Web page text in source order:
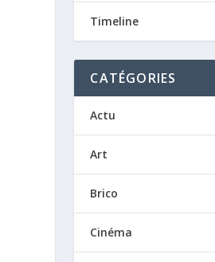
Timeline
CATÉGORIES
Actu
Art
Brico
Cinéma